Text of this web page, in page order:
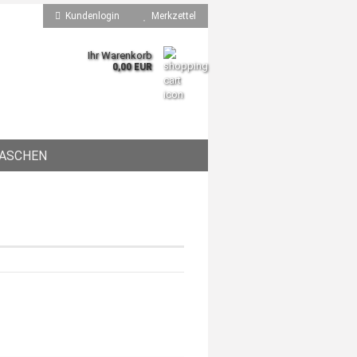
Kundenlogin Merkzettel
Ihr Warenkorb
0,00 EUR